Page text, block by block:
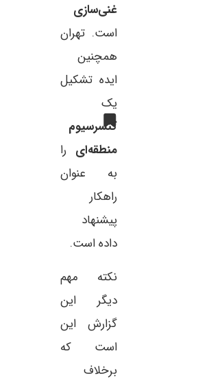
به رکورد رساند
کاهش شدید رشد اشتغال در آمریکا باعث
قیمت سهام و کاهش بازدهی اوراق قرضه
غنی‌سازی
است. تهران
همچنین
ایده تشکیل
یک
کنسرسیوم
منطقه‌ای را
به عنوان
راهکار
پیشنهاد
داده است.
نکته مهم
دیگر این
گزارش این
است که
برخلاف